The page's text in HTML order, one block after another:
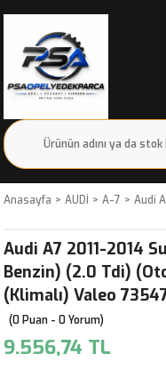
Anasayfa AUDİ A-7 Audi
Audi A7 2011-2014
Benzin) (2.0 Tdi)
(Klimalı) Valeo
(0 Puan - 0 Yorum)
9.556,74 TL